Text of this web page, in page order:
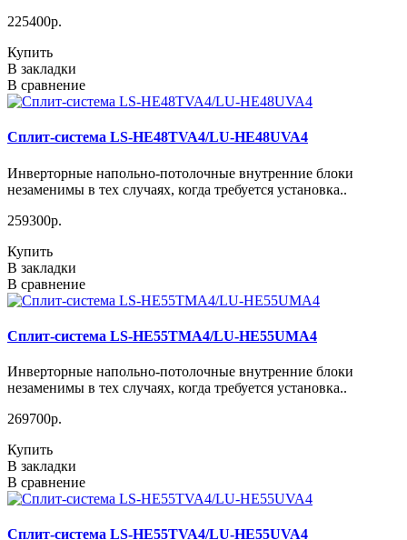
225400р.
Купить
В закладки
В сравнение
Сплит-система LS-HE48TVA4/LU-HE48UVA4
Инверторные напольно-потолочные внутренние блоки
незаменимы в тех случаях, когда требуется установка..
259300р.
Купить
В закладки
В сравнение
Сплит-система LS-HE55TMA4/LU-HE55UMA4
Инверторные напольно-потолочные внутренние блоки
незаменимы в тех случаях, когда требуется установка..
269700р.
Купить
В закладки
В сравнение
Сплит-система LS-HE55TVA4/LU-HE55UVA4